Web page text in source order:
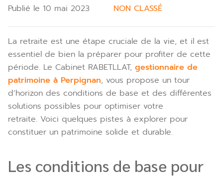
Publié le 10 mai 2023 NON CLASSÉ
La retraite est une étape cruciale de la vie, et il est
essentiel de bien la préparer pour profiter de cette
période. Le Cabinet RABETLLAT, gestionnaire de
patrimoine à Perpignan, vous propose un tour
d’horizon des conditions de base et des différentes
solutions possibles pour optimiser votre
retraite. Voici quelques pistes à explorer pour
constituer un patrimoine solide et durable.
Les conditions de base pour